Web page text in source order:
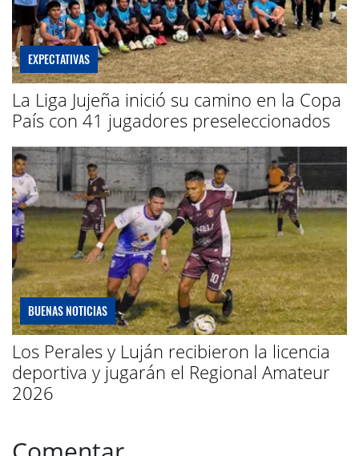
EXPECTATIVAS
La Liga Jujeña inició su camino en la Copa
País con 41 jugadores preseleccionados
BUENAS NOTICIAS
Los Perales y Luján recibieron la licencia
deportiva y jugarán el Regional Amateur
2026